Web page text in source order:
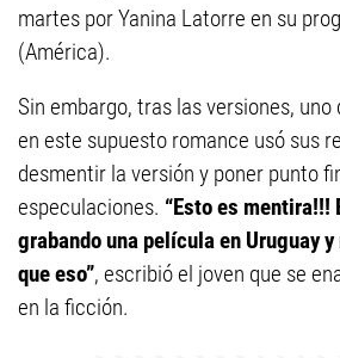
martes por Yanina Latorre en su
(América).
Sin embargo, tras las versiones,
en este supuesto romance usó sus
desmentir la versión y poner punto
especulaciones. “Esto es mentira!!!
grabando una película en Uruguay y
que eso”, escribió el joven que se
en la ficción.